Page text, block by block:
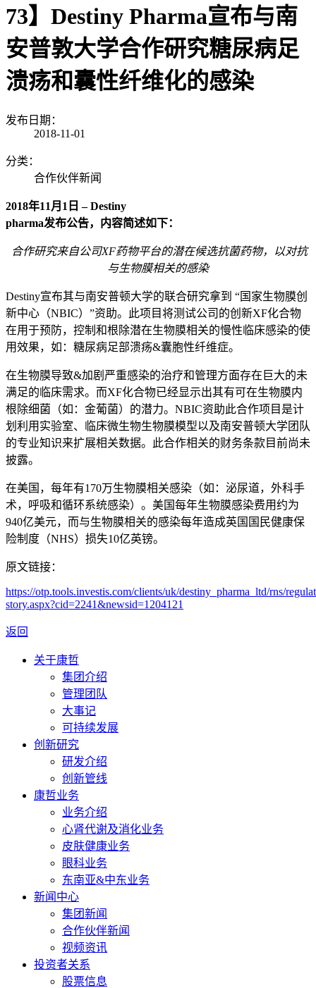
73】Destiny Pharma宣布与南
安普敦大学合作研究糖尿病足
溃疡和囊性纤维化的感染
发布日期：
2018-11-01
分类：
合作伙伴新闻
2018年11 月 1 日 –Destiny
pharma发布公告，内容简述如下：
合作研究来自公司XF药物平台的潜在候选抗菌药物，以对抗
与生物膜相关的感染
Destiny宣布其与南安普顿大学的联合研究拿到 “国家生物膜创
新中心（NBIC）”资助。此项目将测试公司的创新XF化合物
在用于预防，控制和根除潜在生物膜相关的慢性临床感染的使
用效果，如：糖尿病足部溃疡&囊胞性纤维症。
在生物膜导致&加剧严重感染的治疗和管理方面存在巨大的未
满足的临床需求。而XF化合物已经显示出其有可在生物膜内
根除细菌（如：金葡菌）的潜力。NBIC资助此合作项目是计
划利用实验室、临床微生物生物膜模型以及南安普顿大学团队
的专业知识来扩展相关数据。此合作相关的财务条款目前尚未
披露。
在美国，每年有170万生物膜相关感染（如：泌尿道，外科手
术，呼吸和循环系统感染）。美国每年生物膜感染费用约为
940亿美元，而与生物膜相关的感染每年造成英国国民健康保
险制度（NHS）损失10亿英镑。
原文链接：
https://otp.tools.investis.com/clients/uk/destiny_pharma_ltd/rns/
story.aspx?cid=2241&newsid=1204121
返回
关于康哲
集团介绍
管理团队
大事记
可持续发展
创新研究
研发介绍
创新管线
康哲业务
业务介绍
心肾代谢及消化业务
皮肤健康业务
眼科业务
东南亚&中东业务
新闻中心
集团新闻
合作伙伴新闻
视频资讯
投资者关系
股票信息